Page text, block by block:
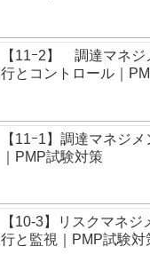
【11ｰ2】 調達マネジ
行とコントロール｜
【11ｰ1】調達マネジ
｜PMP試験対策
【10-3】リスクマネジ
行と監視｜PMP試験対